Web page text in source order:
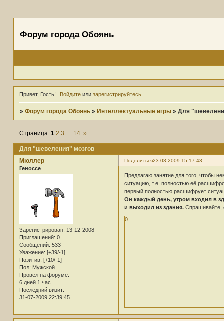
Форум города Обоянь
Привет, Гость! Войдите илизарегистрируйтесь
» Форум города Обоянь » Интеллектуальные игры » Для
Для "шевеления" мозгов
Страница: 1 2 3 … 14 »
Поделиться23-03-2009 15:17:43
Мюллер
Геноссе
Зарегистрирован: 13-12-2008
Приглашений: 0
Сообщений: 533
Уважение: [+39/-1]
Позитив: [+10/-1]
Пол: Мужской
Провел на форуме:
6 дней 1 час
Последний визит:
31-07-2009 22:39:45
Предлагаю занятие для того, чтобы
ситуацию, т.е. полностью её
первый полностью расшифрует
Он каждый день, утром входил в
и выходил из здания.Спрашивайте,
0